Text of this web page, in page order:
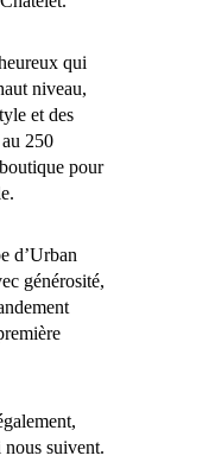
qui
niveau,
et des
250
pour
d’Urban
générosité,
nous suivent.